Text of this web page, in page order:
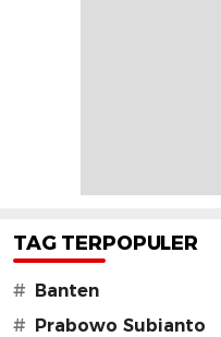
TAG TERPOPULER
# Banten
# Prabowo Subianto